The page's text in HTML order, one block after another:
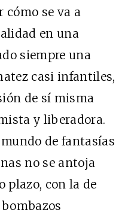
cómo se va a
en una
siempre una
casi infantiles,
de sí misma
y liberadora.
de fantasías
no se antoja
plazo, con la de